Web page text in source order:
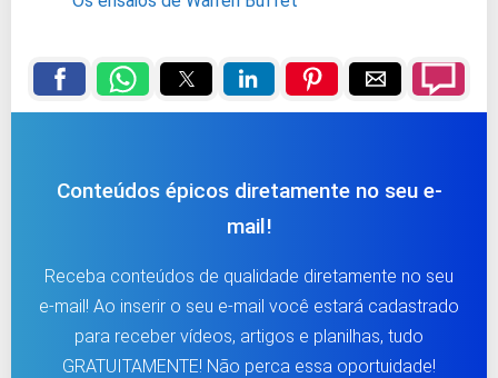
Conteúdos épicos diretamente no seu e-
mail!
Receba conteúdos de qualidade diretamente no seu
e-mail! Ao inserir o seu e-mail você estará cadastrado
para receber vídeos, artigos e planilhas, tudo
GRATUITAMENTE! Não perca essa oportuidade!